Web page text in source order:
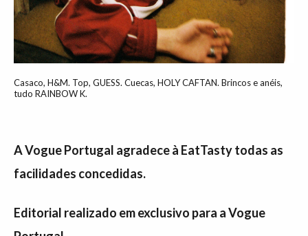
Casaco, H&M. Top, GUESS. Cuecas, HOLY CAFTAN. Brincos e anéis,
tudo RAINBOW K.
A Vogue Portugal agradece à EatTasty todas as
facilidades concedidas.
Editorial realizado em exclusivo para a Vogue